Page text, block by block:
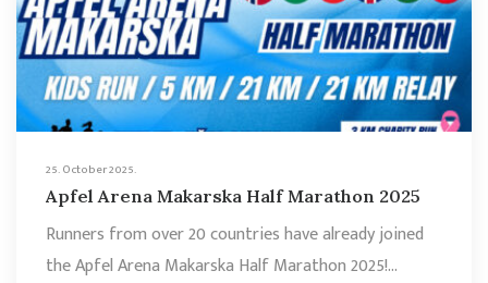
25. October 2025.
Apfel Arena Makarska Half Marathon 2025
Runners from over 20 countries have already joined
the Apfel Arena Makarska Half Marathon 2025!…